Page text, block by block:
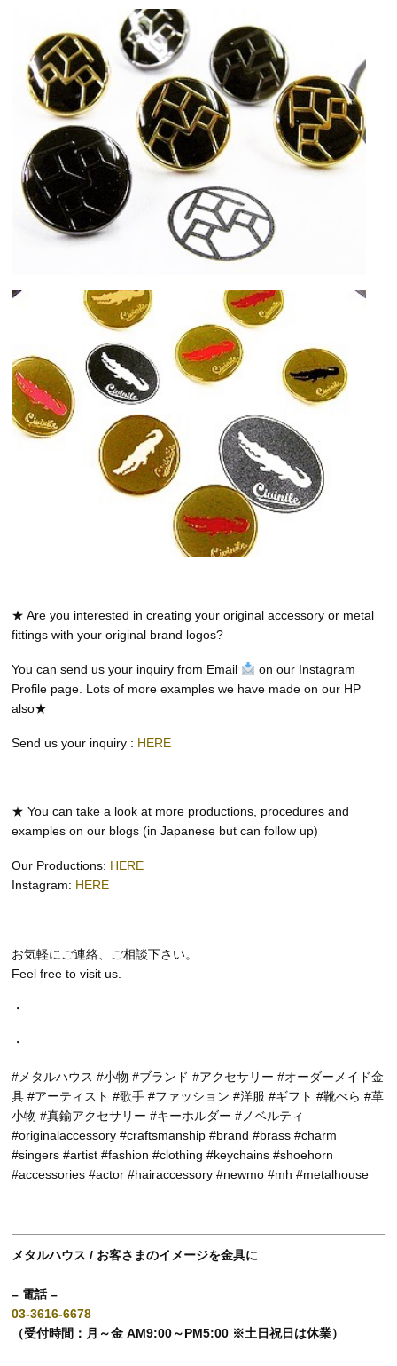
★ Are you interested in creating your original accessory or metal
fittings with your original brand logos?
You can send us your inquiry from Email
on our Instagram
Profile page. Lots of more examples we have made on our HP
also★
Send us your inquiry : HERE
★ You can take a look at more productions, procedures and
examples on our blogs (in Japanese but can follow up)
Our Productions: HERE
Instagram: HERE
お気軽にご連絡、ご相談下さい。
Feel free to visit us.
・
・
#メタルハウス #小物 #ブランド #アクセサリー #オーダーメイド金
具 #アーティスト #歌手 #ファッション #洋服 #ギフト #靴べら #革
小物 #真鍮アクセサリー #キーホルダー #ノベルティ
#originalaccessory #craftsmanship #brand #brass #charm
#singers #artist #fashion #clothing #keychains #shoehorn
#accessories #actor #hairaccessory #newmo #mh #metalhouse
メタルハウス / お客さまのイメージを金具に
– 電話 –
03-3616-6678
（受付時間：月～金 AM9:00～PM5:00 ※土日祝日は休業）